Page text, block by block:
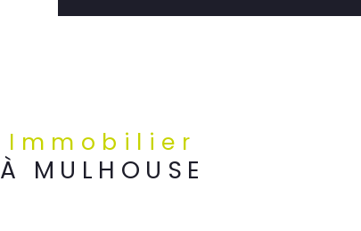
Immobilier
À MULHOUSE